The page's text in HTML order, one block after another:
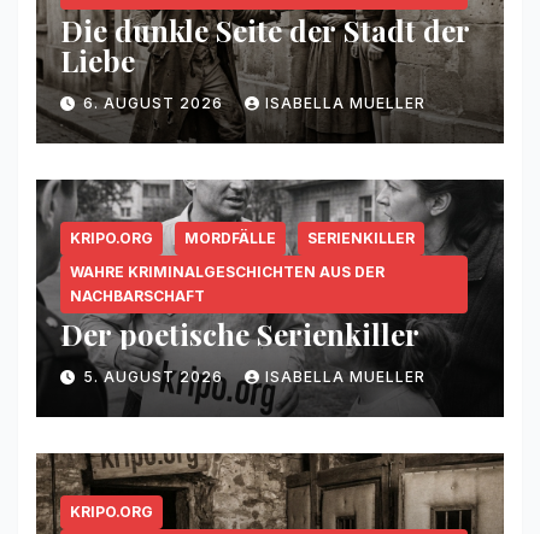
Die dunkle Seite der Stadt der
Liebe
6. AUGUST 2026 ISABELLA MUELLER
KRIPO.ORG MORDFÄLLE
SERIENKILLER
WAHRE KRIMINALGESCHICHTEN AUS DER
NACHBARSCHAFT
Der poetische Serienkiller
5. AUGUST 2026 ISABELLA MUELLER
KRIPO.ORG